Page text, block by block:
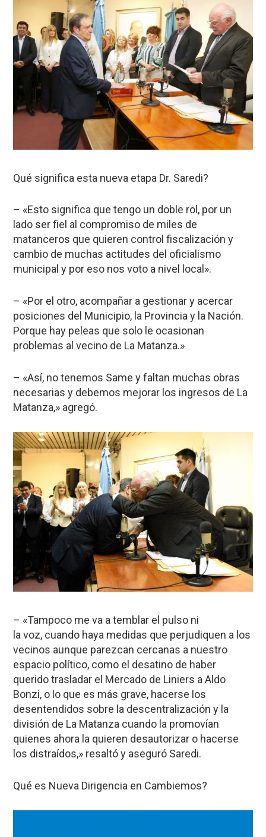
Qué significa esta nueva etapa Dr. Saredi?
– «Esto significa que tengo un doble rol, por un
lado ser fiel al compromiso de miles de
matanceros que quieren control fiscalización y
cambio de muchas actitudes del oficialismo
municipal y por eso nos voto a nivel local».
– «Por el otro, acompañar a gestionar y acercar
posiciones del Municipio, la Provincia y la Nación.
Porque hay peleas que solo le ocasionan
problemas al vecino de La Matanza.»
– «Así, no tenemos Same y faltan muchas obras
necesarias y debemos mejorar los ingresos de La
Matanza,» agregó.
– «Tampoco me va a temblar el pulso ni
la voz, cuando haya medidas que perjudiquen a los
vecinos aunque parezcan cercanas a nuestro
espacio político, como el desatino de haber
querido trasladar el Mercado de Liniers a Aldo
Bonzi, o lo que es más grave, hacerse los
desentendidos sobre la descentralización y la
división de La Matanza cuando la promovían
quienes ahora la quieren desautorizar o hacerse
los distraídos,» resaltó y aseguró Saredi.
Qué es Nueva Dirigencia en Cambiemos?